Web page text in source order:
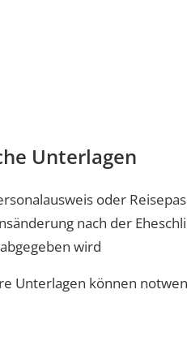
Unterlagen
oder
nach der
wird
Unterlagen können